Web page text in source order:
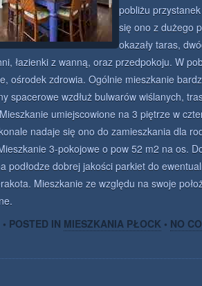
pobliżu
się ono z dużego
okazały taras,
łazienki z wanną, oraz przedpokoju. W
ośrodek zdrowia. Ogólnie mieszkanie
spacerowe wzdłuż bulwarów wiślanych,
umiejscowione na 3 piętrze w
nadaje się ono do zamieszkania dla
3-pokojowe o pow 52 m2 na os.
podłodze dobrej jakości parkiet do
Mieszkanie ze względu na swoje
POSTED IN MIESZKANIA PŁOCK • NO